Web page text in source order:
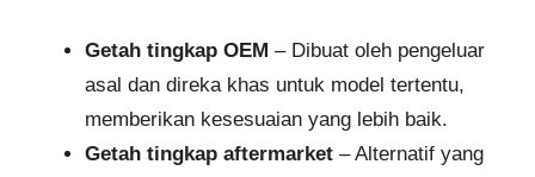
Getah tingkap OEM – Dibuat oleh pengeluar
asal dan direka khas untuk model tertentu,
memberikan kesesuaian yang lebih baik.
Getah tingkap aftermarket – Alternatif yang